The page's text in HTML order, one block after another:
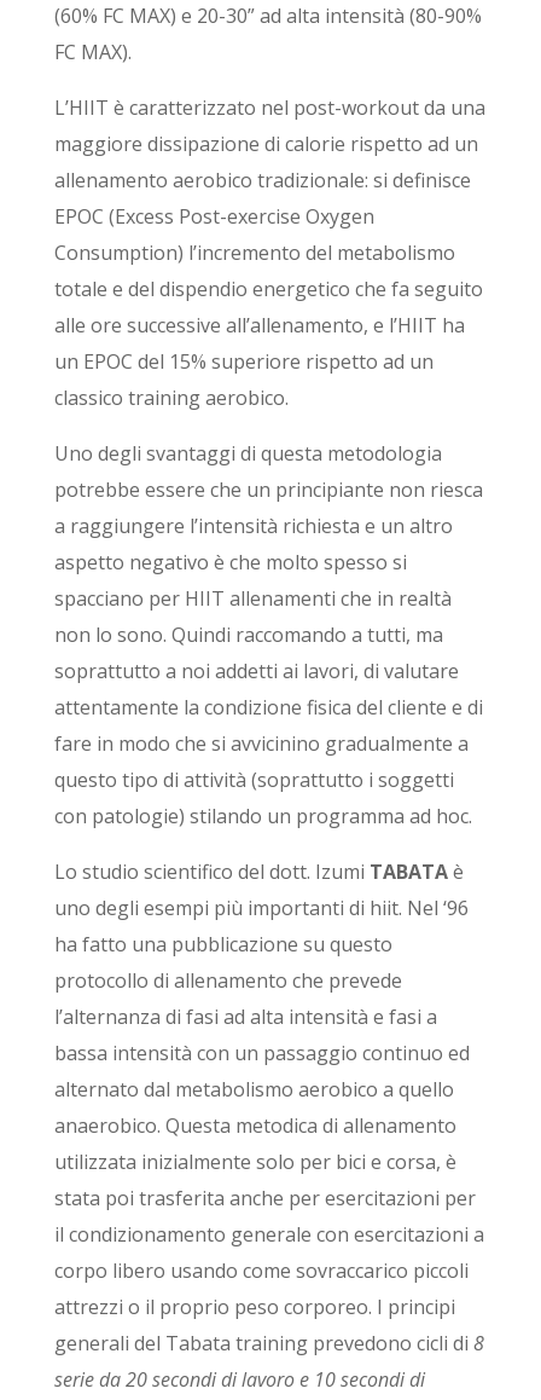
(60% FC MAX) e 20-30” ad alta intensità (80-90%
FC MAX).
L’HIIT è caratterizzato nel post-workout da una
maggiore dissipazione di calorie rispetto ad un
allenamento aerobico tradizionale: si definisce
EPOC (Excess Post-exercise Oxygen
Consumption) l’incremento del metabolismo
totale e del dispendio energetico che fa seguito
alle ore successive all’allenamento, e l’HIIT ha
un EPOC del 15% superiore rispetto ad un
classico training aerobico.
Uno degli svantaggi di questa metodologia
potrebbe essere che un principiante non riesca
a raggiungere l’intensità richiesta e un altro
aspetto negativo è che molto spesso si
spacciano per HIIT allenamenti che in realtà
non lo sono. Quindi raccomando a tutti, ma
soprattutto a noi addetti ai lavori, di valutare
attentamente la condizione fisica del cliente e di
fare in modo che si avvicinino gradualmente a
questo tipo di attività (soprattutto i soggetti
con patologie) stilando un programma ad hoc.
Lo studio scientifico del dott. Izumi TABATAè
uno degli esempi più importanti di hiit. Nel ‘96
ha fatto una pubblicazione su questo
protocollo di allenamento che prevede
l’alternanza di fasi ad alta intensità e fasi a
bassa intensità con un passaggio continuo ed
alternato dal metabolismo aerobico a quello
anaerobico. Questa metodica di allenamento
utilizzata inizialmente solo per bici e corsa, è
stata poi trasferita anche per esercitazioni per
il condizionamento generale con esercitazioni a
corpo libero usando come sovraccarico piccoli
attrezzi o il proprio peso corporeo. I principi
generali del Tabata training prevedono cicli di 8
serie da 20 secondi di lavoro e 10 secondi di